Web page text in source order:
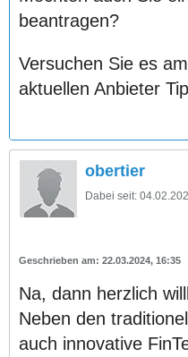
beantragen?
Versuchen Sie es
aktuellen Anbieter
obertier
Dabei seit:
22.03.2024, 16:35
Na, dann herzlich
Neben den
auch innovative